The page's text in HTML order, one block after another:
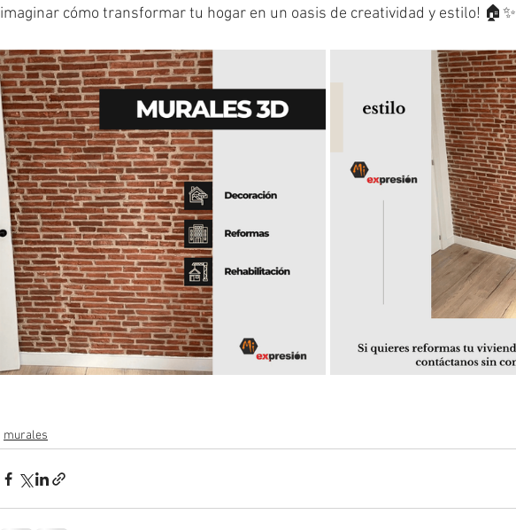
imaginar cómo transformar tu hogar en un oasis de creatividad y estilo! 🏠✨
murales